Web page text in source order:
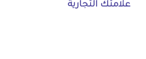
علامتك التجارية